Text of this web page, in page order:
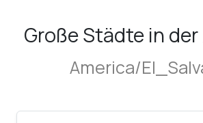
Große Städte in
America/